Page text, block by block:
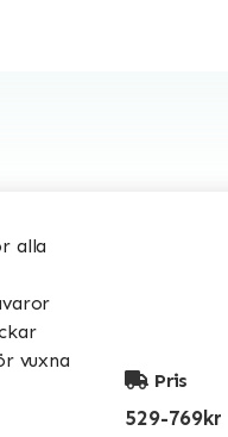
alla
vuxna
Pris
529-769kr